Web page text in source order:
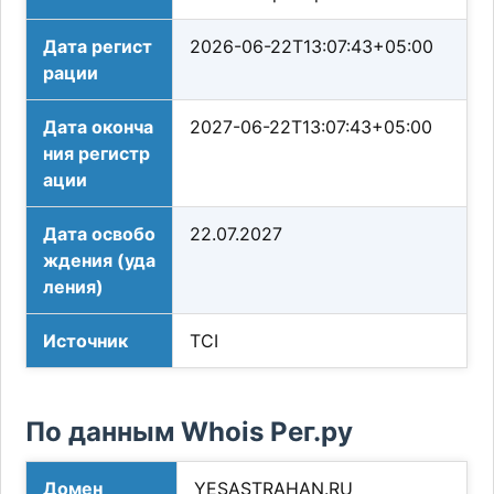
Дата регист
рации
2026-06-22T13:07:43+05:00
Дата оконча
ния регистр
ации
2027-06-22T13:07:43+05:00
Дата освобо
ждения (уда
ления)
22.07.2027
Источник TCI
По данным Whois Рег.ру
Домен YESASTRAHAN.RU